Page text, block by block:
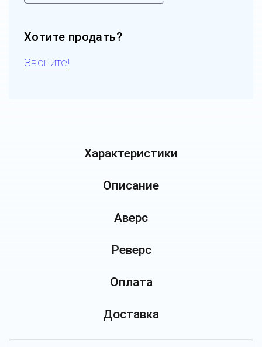
Хотите продать?
Звоните!
Характеристики
Описание
Аверс
Реверс
Оплата
Доставка